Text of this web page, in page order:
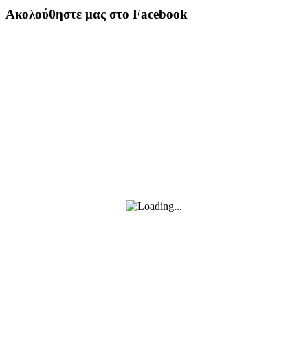
Ακολούθηστε μας στο Facebook